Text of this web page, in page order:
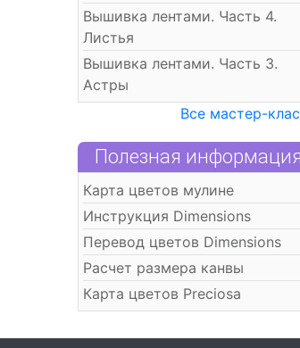
Вышивка лентами. Часть 4.
Листья
Вышивка лентами. Часть 3.
Астры
Все мастер-
Полезная информация
Карта цветов мулине
Инструкция Dimensions
Перевод цветов Dimensions
Расчет размера канвы
Карта цветов Preciosa